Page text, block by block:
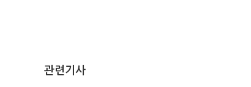
관련기사